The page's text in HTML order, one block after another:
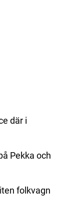
där i
Pekka och
folkvagn